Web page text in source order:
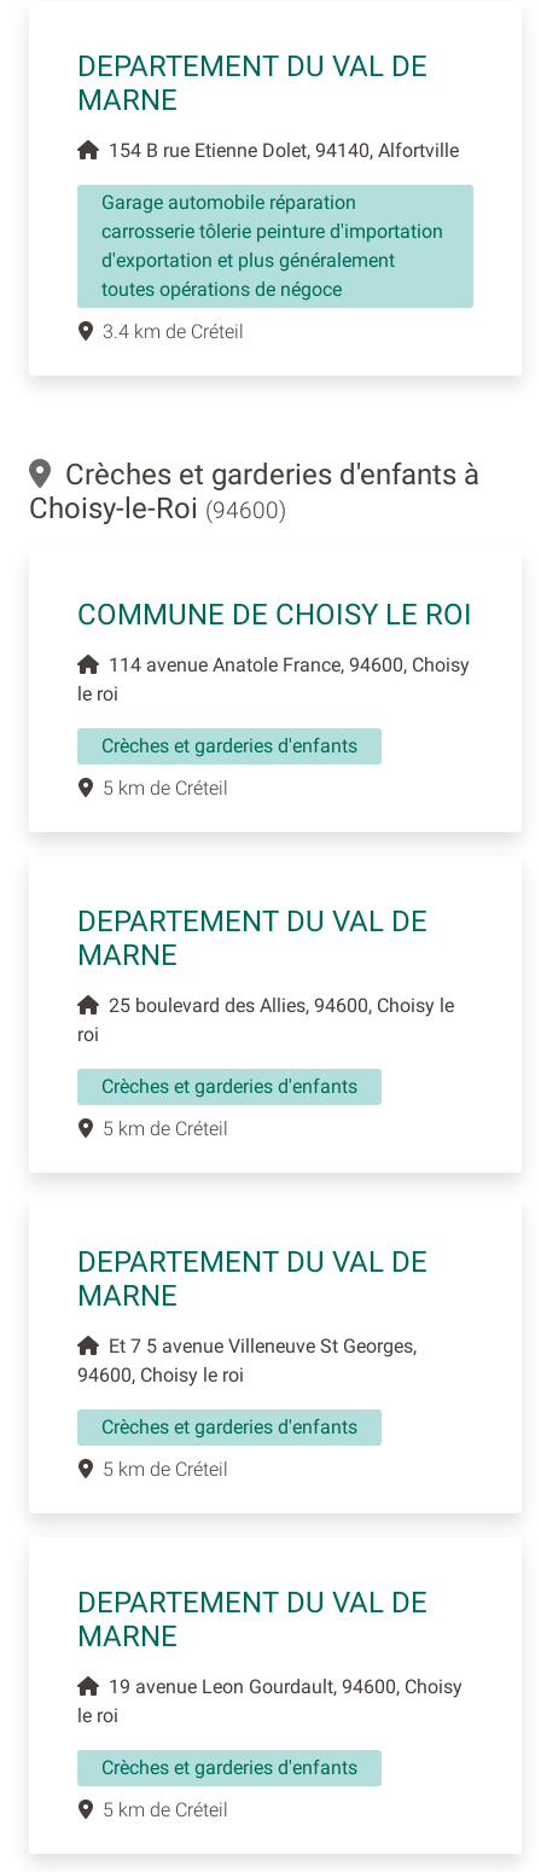
DEPARTEMENT DU VAL DE
MARNE
154 B rue Etienne Dolet, 94140, Alfortville
Garage automobile réparation
carrosserie tôlerie peinture d'importation
d'exportation et plus généralement
toutes opérations de négoce
3.4 km de Créteil
Crèches et garderies d'enfants à
Choisy-le-Roi (94600)
COMMUNE DE CHOISY LE ROI
114 avenue Anatole France, 94600, Choisy
le roi
Crèches et garderies d'enfants
5 km de Créteil
DEPARTEMENT DU VAL DE
MARNE
25 boulevard des Allies, 94600, Choisy le
roi
Crèches et garderies d'enfants
5 km de Créteil
DEPARTEMENT DU VAL DE
MARNE
Et 7 5 avenue Villeneuve St Georges,
94600, Choisy le roi
Crèches et garderies d'enfants
5 km de Créteil
DEPARTEMENT DU VAL DE
MARNE
19 avenue Leon Gourdault, 94600, Choisy
le roi
Crèches et garderies d'enfants
5 km de Créteil